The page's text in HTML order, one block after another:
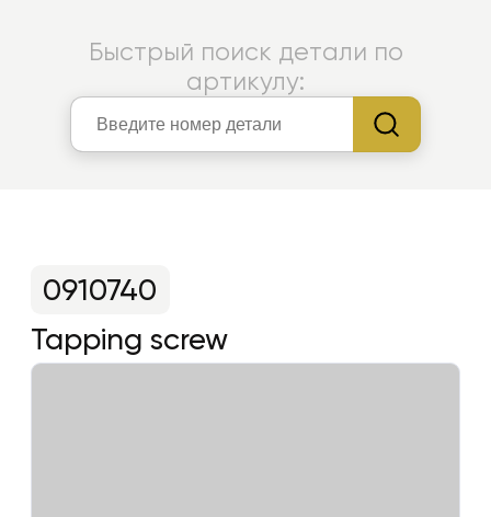
Быстрый поиск детали по
артикулу:
Tapping screw
0910740